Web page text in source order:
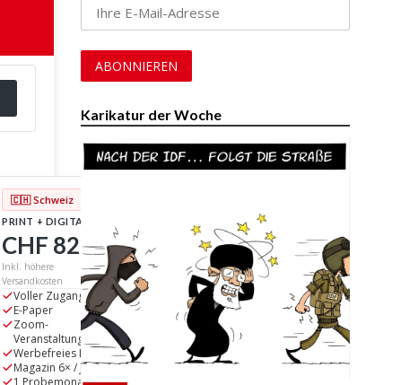
🇨🇭 Schweiz
PRINT + DIGITAL
CHF 82/ Jahr
Inkl. höhere
Versandkosten
Voller Zugang
E-Paper
Zoom-
Veranstaltungen
Werbefreies Lesen
Magazin 6× / Jahr
1 Probemonat
Karikatur der Woche